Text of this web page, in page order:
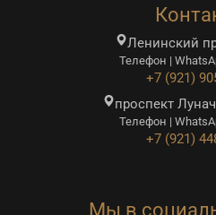
Ленинский
Телефон |
+7 (921)
проспект
Телефон |
+7 (921)
Мы в